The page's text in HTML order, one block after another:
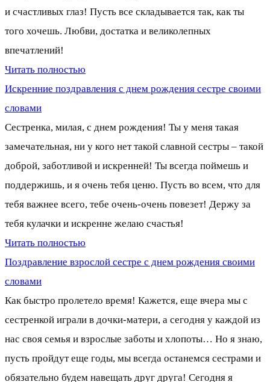
и счастливых глаз! Пусть все складывается так, как ты
того хочешь. Любви, достатка и великолепных
впечатлений!
Читать полностью
Искренние поздравления с днем рождения сестре своими
словами
Сестренка, милая, с днем рождения! Ты у меня такая
замечательная, ни у кого нет такой славной сестры – такой
доброй, заботливой и искренней! Ты всегда поймешь и
поддержишь, и я очень тебя ценю. Пусть во всем, что для
тебя важнее всего, тебе очень-очень повезет! Держу за
тебя кулачки и искренне желаю счастья!
Читать полностью
Поздравление взрослой сестре с днем рождения своими
словами
Как быстро пролетело время! Кажется, еще вчера мы с
сестренкой играли в дочки-матери, а сегодня у каждой из
нас своя семья и взрослые заботы и хлопоты… Но я знаю,
пусть пройдут еще годы, мы всегда останемся сестрами и
обязательно будем навещать друг друга! Сегодня я